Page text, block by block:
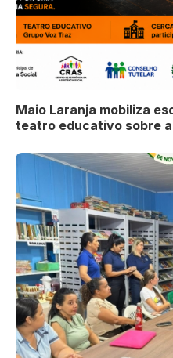
Maio Laranja mobiliza
teatro educativo sobre